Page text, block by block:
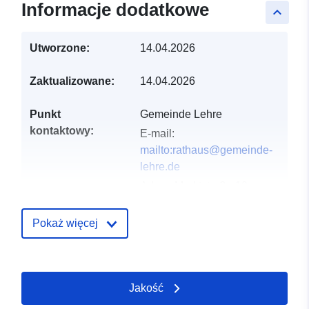
keyboard_arrow_up
Informacje dodatkowe
Utworzone: 14.04.2026
Zaktualizowane: 14.04.2026
Punkt
kontaktowy:
Gemeinde Lehre
E-mail:
mailto:rathaus@gemeinde-
lehre.de
Dodany do data.europa.eu:
Pokaż więcej
Jakość